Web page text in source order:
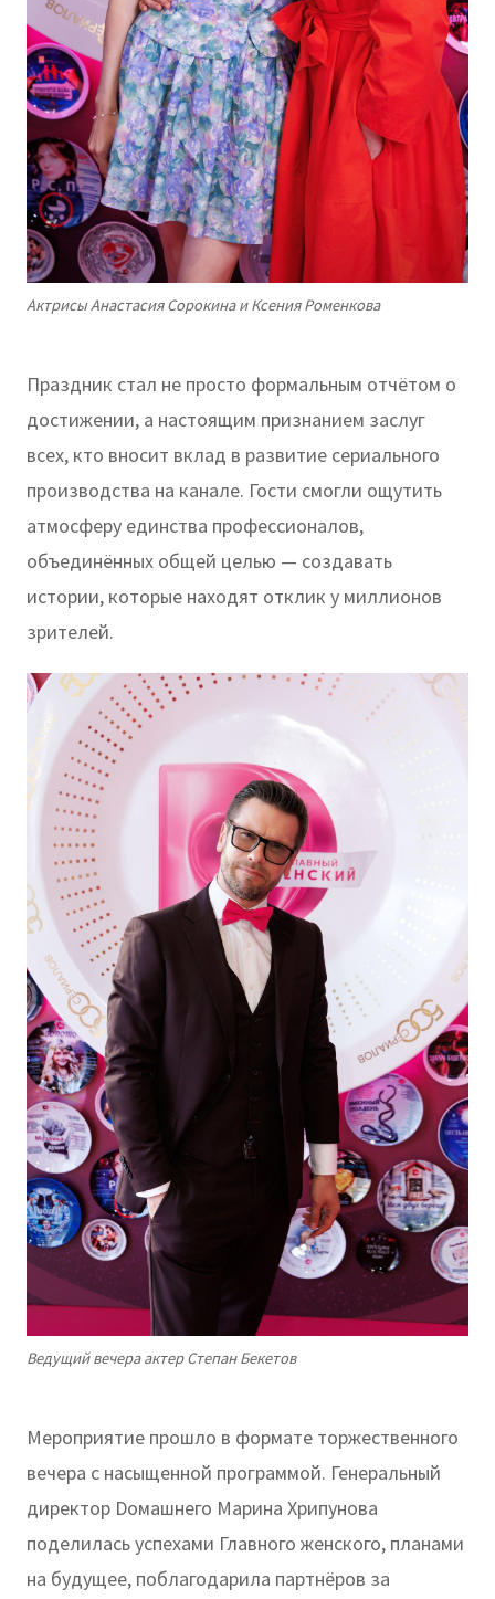
Актрисы Анастасия Сорокина и Ксения Роменкова
Праздник стал не просто формальным отчётом о
достижении, а настоящим признанием заслуг
всех, кто вносит вклад в развитие сериального
производства на канале. Гости смогли ощутить
атмосферу единства профессионалов,
объединённых общей целью — создавать
истории, которые находят отклик у миллионов
зрителей.
Ведущий вечера актер Степан Бекетов
Мероприятие прошло в формате торжественного
вечера с насыщенной программой. Генеральный
директор Dомашнего Марина Хрипунова
поделилась успехами Главного женского, планами
на будущее, поблагодарила партнёров за